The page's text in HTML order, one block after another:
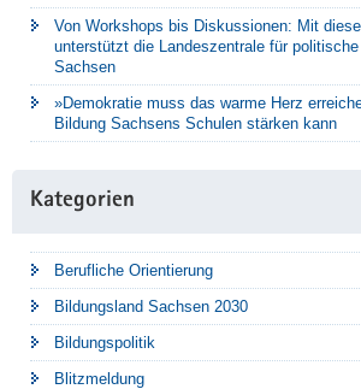
Von Workshops bis Diskussionen: Mit
unterstützt die Landeszentrale für
Sachsen
»Demokratie muss das warme Herz
Bildung Sachsens Schulen stärken kann
Kategorien
Berufliche Orientierung
Bildungsland Sachsen 2030
Bildungspolitik
Blitzmeldung